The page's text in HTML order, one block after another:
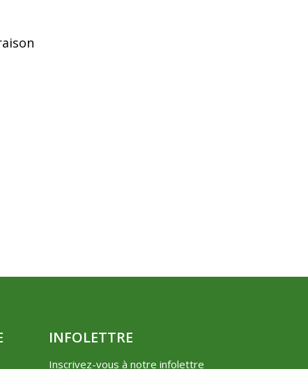
INFOLETTRE
Inscrivez-vous à notre infolettre